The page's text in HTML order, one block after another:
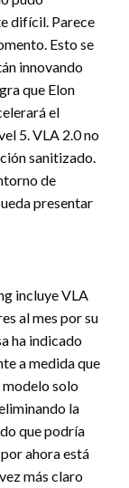
difícil. Parece
Esto se
innovando
que Elon
el
5. VLA 2.0 no
sanitizado.
de
presentar
incluye VLA
al mes por su
ha indicado
a medida que
modelo solo
la
que podría
ahora está
más claro